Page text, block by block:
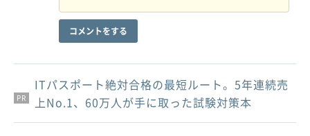
コメントをする
PR
PR
PR
ITパスポート絶対合格の最短ルート。5年連続売
上No.1、60万人が手に取った試験対策本